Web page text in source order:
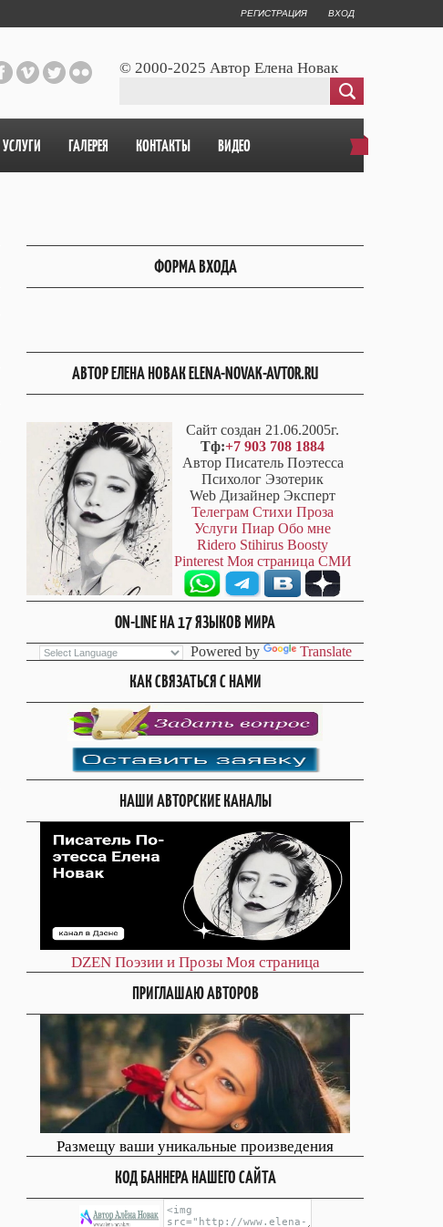
РЕГИСТРАЦИЯ ВХОД
© 2000-2025 Автор Елена Новак
УСЛУГИ ГАЛЕРЕЯ КОНТАКТЫ ВИДЕО
ФОРМА ВХОДА
АВТОР ЕЛЕНА НОВАК ELENA-NOVAK-AVTOR.RU
Сайт создан 21.06.2005г.
Тф:+7 903 708 1884
Автор Писатель Поэтесса
Психолог Эзотерик
Web Дизайнер Эксперт
Телеграм Стихи Проза
Услуги Пиар Обо мне
Ridero Stihirus Boosty
Pinterest Моя страница СМИ
ON-LINE НА 17 ЯЗЫКОВ МИРА
Powered by Translate
КАК СВЯЗАТЬСЯ С НАМИ
НАШИ АВТОРСКИЕ КАНАЛЫ
DZEN Поэзии и Прозы Моя страница
ПРИГЛАШАЮ АВТОРОВ
Размещу ваши уникальные произведения
КОД БАННЕРА НАШЕГО САЙТА